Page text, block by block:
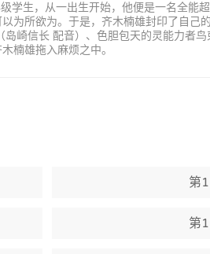
学生，从一出生开始，他便是一名全
为所欲为。于是，齐木楠雄封印了自
崎信长 配音）、色胆包天的灵能力
楠雄拖入麻烦之中。
第
第